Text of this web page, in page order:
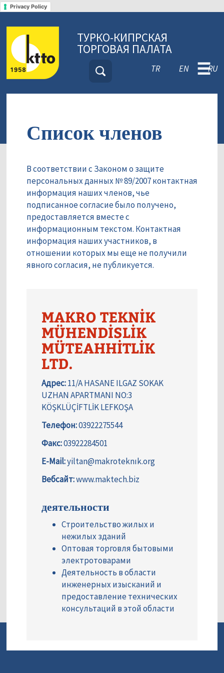
Privacy Policy
ТУРКО-КИПРСКАЯ
ТОРГОВАЯ ПАЛАТА
TR EN RU
☰
Список членов
В соответствии с Законом о защите
персональных данных № 89/2007 контактная
информация наших членов, чье
подписанное согласие было получено,
предоставляется вместе с
информационным текстом. Контактная
информация наших участников, в
отношении которых мы еще не получили
явного согласия, не публикуется.
MAKRO TEKNİK
MÜHENDİSLİK
MÜTEAHHİTLİK
LTD.
Адрес:11/A HASANE ILGAZ SOKAK
UZHAN APARTMANI NO:3
KÖŞKLÜÇİFTLİK LEFKOŞA
Телефон:03922275544
Факс:03922284501
E-Mail:yiltan@makroteknık.org
Вебсайт:www.maktech.biz
деятельности
Строительство жилых и
нежилых зданий
Оптовая торговля бытовыми
электротоварами
Деятельность в области
инженерных изысканий и
предоставление технических
консультаций в этой области